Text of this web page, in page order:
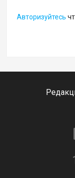
Авторизуйтесь